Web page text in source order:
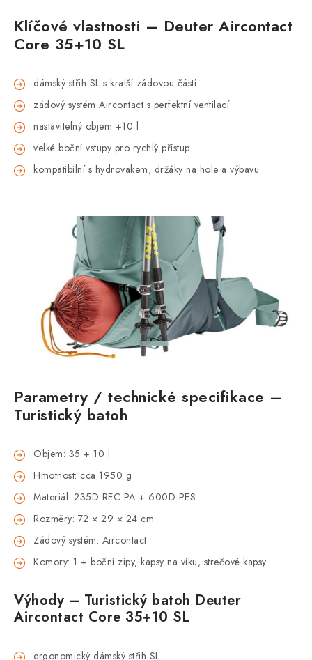
Klíčové vlastnosti – Deuter Aircontact
Core 35+10 SL
dámský střih SL s kratší zádovou částí
zádový systém Aircontact s perfektní ventilací
nastavitelný objem +10 l
velké boční vstupy pro rychlý přístup
kompatibilní s hydrovakem, držáky na hole a výbavu
Parametry / technické specifikace –
Turistický batoh
Objem: 35 + 10 l
Hmotnost: cca 1950 g
Materiál: 235D REC PA + 600D PES
Rozměry: 72 × 29 × 24 cm
Zádový systém: Aircontact
Komory: 1 + boční zipy, kapsy na víku, strečové kapsy
Výhody – Turistický batoh Deuter
Aircontact Core 35+10 SL
ergonomický dámský střih SL